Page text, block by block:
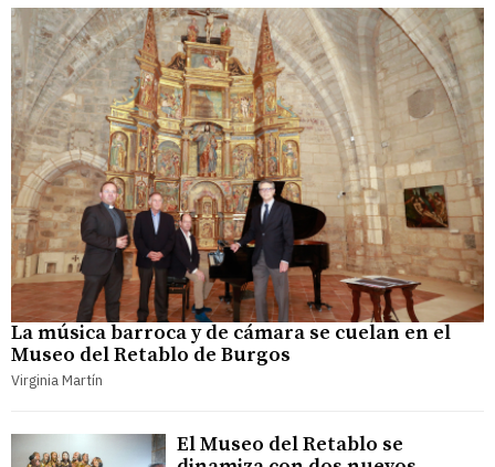
La música barroca y de cámara se cuelan en el
Museo del Retablo de Burgos
Virginia Martín
El Museo del Retablo se